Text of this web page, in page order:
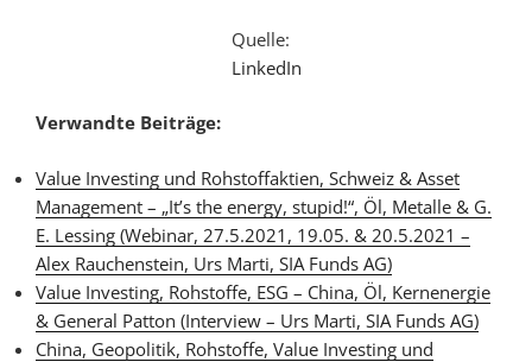
Quelle:
LinkedIn
Verwandte Beiträge:
Value Investing und Rohstoffaktien, Schweiz & Asset
Management – „It’s the energy, stupid!“, Öl, Metalle & G.
E. Lessing (Webinar, 27.5.2021, 19.05. & 20.5.2021 –
Alex Rauchenstein, Urs Marti, SIA Funds AG)
Value Investing, Rohstoffe, ESG – China, Öl, Kernenergie
& General Patton (Interview – Urs Marti, SIA Funds AG)
China, Geopolitik, Rohstoffe, Value Investing und